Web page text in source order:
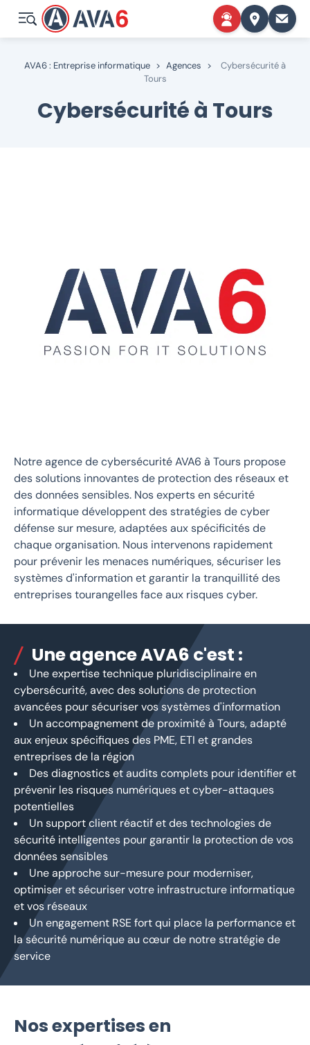
AVA6 : Entreprise informatique > Agences >
Cybersécurité à
Tours
Cybersécurité à Tours
Notre agence de cybersécurité AVA6 à Tours propose
des solutions innovantes de protection des réseaux et
des données sensibles. Nos experts en sécurité
informatique développent des stratégies de cyber
défense sur mesure, adaptées aux spécificités de
chaque organisation. Nous intervenons rapidement
pour prévenir les menaces numériques, sécuriser les
systèmes d'information et garantir la tranquillité des
entreprises tourangelles face aux risques cyber.
Une agence AVA6 c'est :
Une expertise technique pluridisciplinaire en
cybersécurité, avec des solutions de protection
avancées pour sécuriser vos systèmes d'information
Un accompagnement de proximité à Tours, adapté
aux enjeux spécifiques des PME, ETI et grandes
entreprises de la région
Des diagnostics et audits complets pour identifier et
prévenir les risques numériques et cyber-attaques
potentielles
Un support client réactif et des technologies de
sécurité intelligentes pour garantir la protection de vos
données sensibles
Une approche sur-mesure pour moderniser,
optimiser et sécuriser votre infrastructure informatique
et vos réseaux
Un engagement RSE fort qui place la performance et
la sécurité numérique au cœur de notre stratégie de
service
Nos expertises en